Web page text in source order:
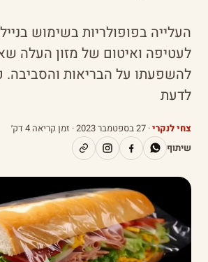
העלייה בפופולריות בשימוש
לעטיפה ואיטום של מזון העלה
להשפעתו על הבריאות
לדעת
צחי לנקרי· 27 בספטמבר 2023
· זמן קריאה 4 דק׳
שיתוף